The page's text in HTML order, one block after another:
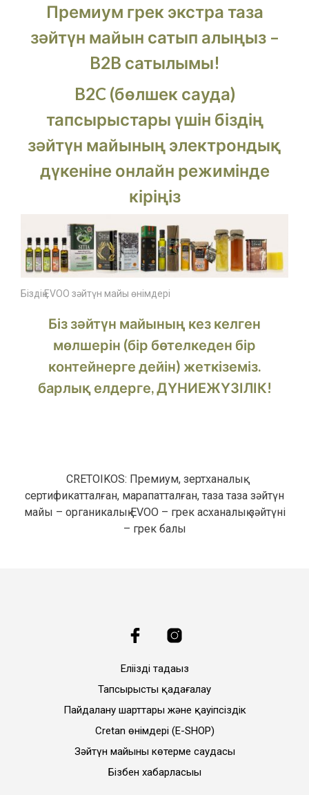
Премиум грек экстра таза
зәйтүн майын сатып алыңыз –
B2B сатылымы!
B2C (бөлшек сауда)
тапсырыстары үшін біздің
зәйтүн майының электрондық
дүкеніне онлайн режимінде
кіріңіз
Біздің EVOO зәйтүн майы өнімдері
Біз зәйтүн майының кез келген
мөлшерін (бір бөтелкеден бір
контейнерге дейін) жеткіземіз.
барлық елдерге, ДҮНИЕЖҮЗІЛІК!
CRETOIKOS: Премиум, зертханалық
сертификатталған, марапатталған, таза таза зәйтүн
майы – органикалық EVOO – грек асханалық зәйтүні
– грек балы
Еліңізді таңдаңыз
Тапсырысты қадағалау
Пайдалану шарттары және қауіпсіздік
Cretan өнімдері (E-SHOP)
Зәйтүн майының көтерме саудасы
Бізбен хабарласыңы